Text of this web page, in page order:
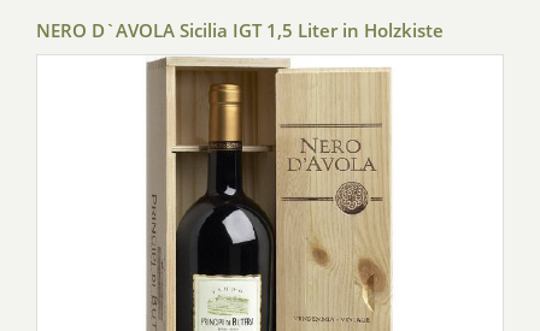
NERO D`AVOLA Sicilia IGT 1,5 Liter in Holzkiste